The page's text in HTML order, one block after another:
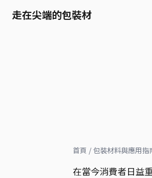
走在尖端的包裝材
首頁 / 包裝材料與應用指
在當今消費者日益